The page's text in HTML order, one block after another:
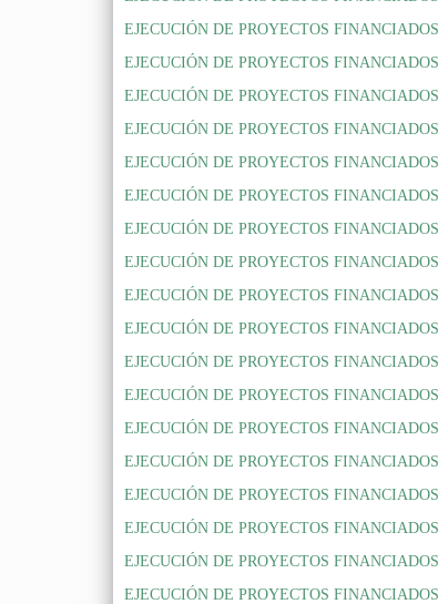
EJECUCIÓN DE PROYECTOS
EJECUCIÓN DE PROYECTOS
EJECUCIÓN DE PROYECTOS
EJECUCIÓN DE PROYECTOS
EJECUCIÓN DE PROYECTOS
EJECUCIÓN DE PROYECTOS
EJECUCIÓN DE PROYECTOS
EJECUCIÓN DE PROYECTOS
EJECUCIÓN DE PROYECTOS
EJECUCIÓN DE PROYECTOS
EJECUCIÓN DE PROYECTOS
EJECUCIÓN DE PROYECTOS
EJECUCIÓN DE PROYECTOS
EJECUCIÓN DE PROYECTOS
EJECUCIÓN DE PROYECTOS
EJECUCIÓN DE PROYECTOS
EJECUCIÓN DE PROYECTOS
EJECUCIÓN DE PROYECTOS